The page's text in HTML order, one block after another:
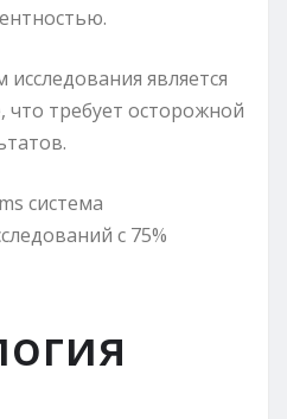
является
требует осторожной
система
с 75%